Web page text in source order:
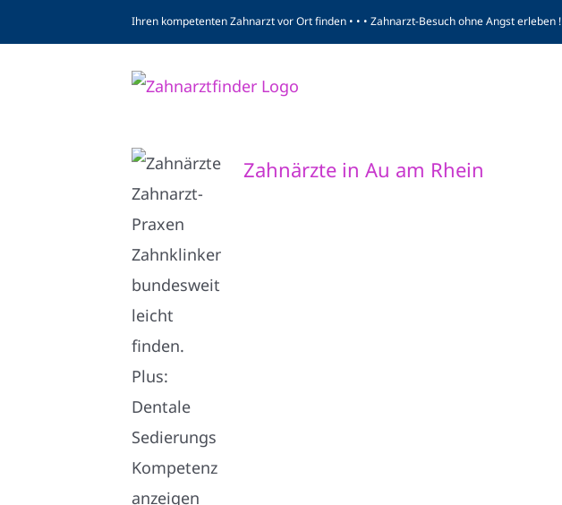
Inhalt
Ihren kompetenten Zahnarzt vor Ort finden • • • Zahnarzt-Besuch ohne Angst erleben !
Zahnärzte in Au am Rhein